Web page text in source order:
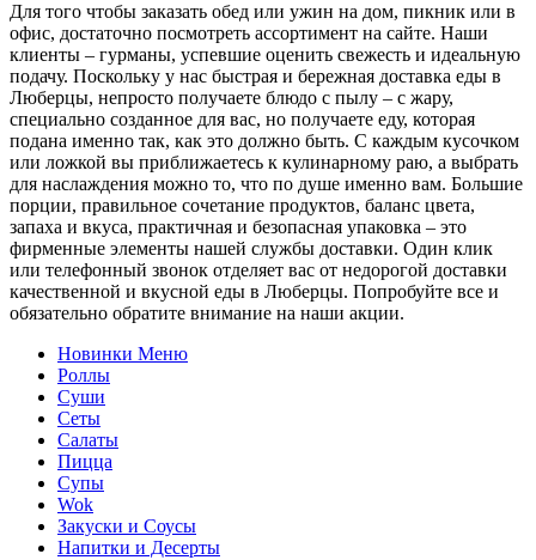
Для того чтобы заказать обед или ужин на дом, пикник или в
офис, достаточно посмотреть ассортимент на сайте. Наши
клиенты – гурманы, успевшие оценить свежесть и идеальную
подачу. Поскольку у нас быстрая и бережная доставка еды в
Люберцы, непросто получаете блюдо с пылу – с жару,
специально созданное для вас, но получаете еду, которая
подана именно так, как это должно быть. С каждым кусочком
или ложкой вы приближаетесь к кулинарному раю, а выбрать
для наслаждения можно то, что по душе именно вам. Большие
порции, правильное сочетание продуктов, баланс цвета,
запаха и вкуса, практичная и безопасная упаковка – это
фирменные элементы нашей службы доставки. Один клик
или телефонный звонок отделяет вас от недорогой доставки
качественной и вкусной еды в Люберцы. Попробуйте все и
обязательно обратите внимание на наши акции.
Новинки Меню
Роллы
Суши
Сеты
Салаты
Пицца
Супы
Wok
Закуски и Соусы
Напитки и Десерты